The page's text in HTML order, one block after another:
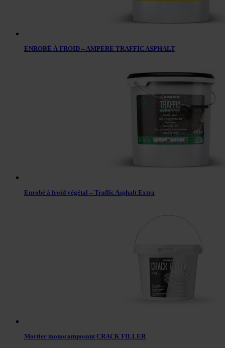
ENROBÉ À FROID – AMPERE TRAFFIC ASPHALT
Enrobé à froid végétal – Traffic Asphalt Extra
Mortier monocomposant CRACK FILLER